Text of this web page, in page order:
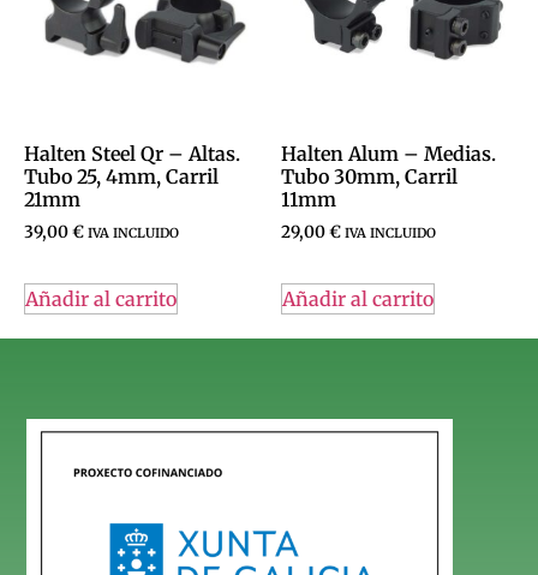
Halten Steel Qr – Altas.
Tubo 25, 4mm, Carril
21mm
39,00€ IVA INCLUIDO
Añadir al carrito
Halten Alum – Medias.
Tubo 30mm, Carril
11mm
29,00€ IVA INCLUIDO
Añadir al carrito